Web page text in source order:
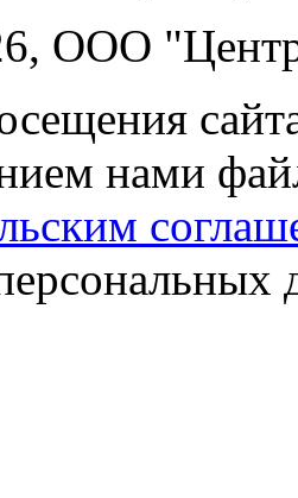
ООО "Центр
нами